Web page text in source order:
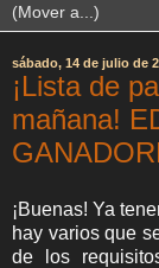
sábado, 14 de julio de
¡Lista de
mañana!
¡Buenas! Ya
hay varios que
de los